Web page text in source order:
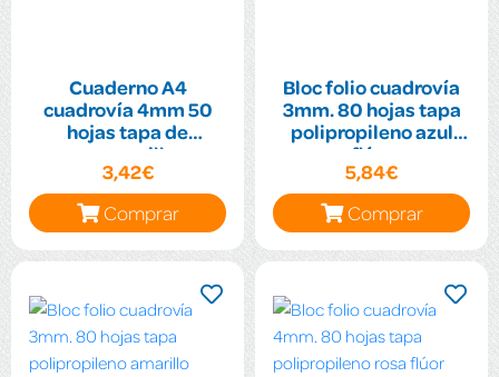
Cuaderno A4
cuadrovía 4mm 50
hojas tapa de
cartoncillo
plastificado colores
surtidos
3,42€
Comprar
Bloc folio cuadrovía
3mm. 80 hojas tapa
polipropileno azul
flúor
5,84€
Comprar